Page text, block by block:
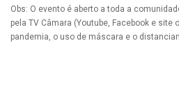
Obs: O evento é aberto a toda a
pela TV Câmara (Youtube, Facebook e site
pandemia, o uso de máscara e o